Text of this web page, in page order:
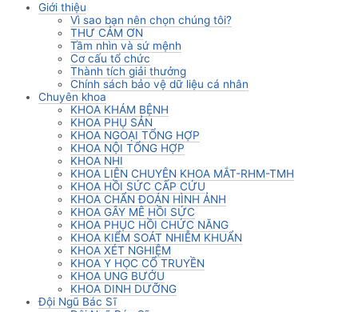
Giới thiệu
Vì sao bạn nên chọn chúng tôi?
THƯ CẢM ƠN
Tầm nhìn và sứ mệnh
Cơ cấu tổ chức
Thành tích giải thưởng
Chính sách bảo vệ dữ liệu cá nhân
Chuyên khoa
KHOA KHÁM BỆNH
KHOA PHỤ SẢN
KHOA NGOẠI TỔNG HỢP
KHOA NỘI TỔNG HỢP
KHOA NHI
KHOA LIÊN CHUYÊN KHOA MẮT-RHM-TMH
KHOA HỒI SỨC CẤP CỨU
KHOA CHẨN ĐOÁN HÌNH ẢNH
KHOA GÂY MÊ HỒI SỨC
KHOA PHỤC HỒI CHỨC NĂNG
KHOA KIỂM SOÁT NHIỄM KHUẨN
KHOA XÉT NGHIỆM
KHOA Y HỌC CỔ TRUYỀN
KHOA UNG BƯỚU
KHOA DINH DƯỠNG
Đội Ngũ Bác Sĩ